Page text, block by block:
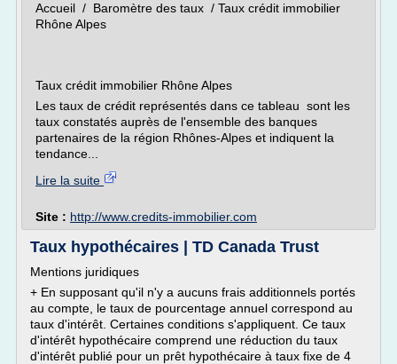
Accueil / Baromètre des taux / Taux crédit immobilier
Rhône Alpes
Taux crédit immobilier Rhône Alpes
Les taux de crédit représentés dans ce tableau sont les
taux constatés auprès de l'ensemble des banques
partenaires de la région Rhônes-Alpes et indiquent la
tendance...
Lire la suite
Site : http://www.credits-immobilier.com
Taux hypothécaires | TD Canada Trust
Mentions juridiques
+ En supposant qu'il n'y a aucuns frais additionnels portés
au compte, le taux de pourcentage annuel correspond au
taux d'intérêt. Certaines conditions s'appliquent. Ce taux
d'intérêt hypothécaire comprend une réduction du taux
d'intérêt publié pour un prêt hypothécaire à taux fixe de 4